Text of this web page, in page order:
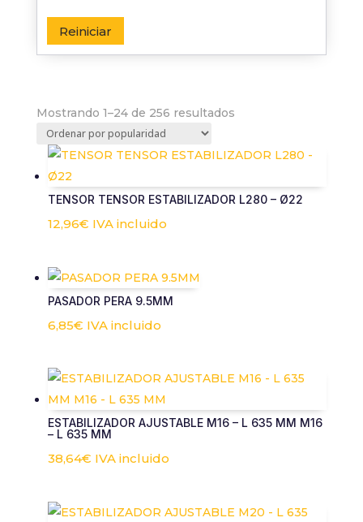
Reiniciar
Mostrando 1–24 de 256 resultadosOrdenado
popularidad
TENSOR TENSOR ESTABILIZADOR L280 – Ø22
12,96€ IVA incluido
PASADOR PERA 9.5MM
6,85€ IVA incluido
ESTABILIZADOR AJUSTABLE M16 – L 635 MM M16
– L 635 MM
38,64€ IVA incluido